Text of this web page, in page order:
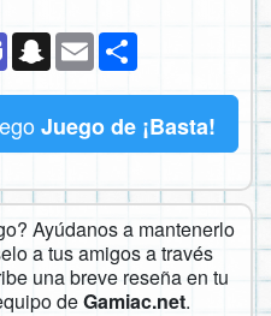
TeamsSnapchat
Email
Juego de ¡Basta!
Ayúdanos a mantenerlo
a tus amigos a través
una breve reseña en tu
deGamiac.net.